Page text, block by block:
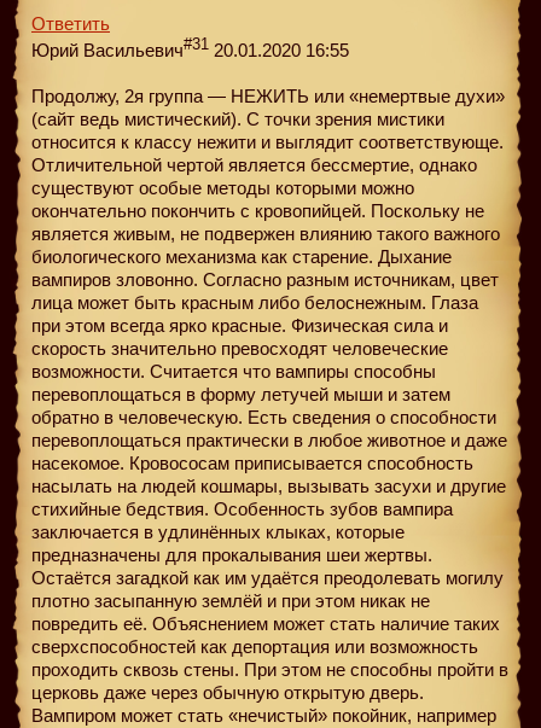
Ответить
Юрий Васильевич#31 20.01.2020 16:55
Продолжу, 2я группа — НЕЖИТЬ или «немертвые духи»
(сайт ведь мистический). С точки зрения мистики
относится к классу нежити и выглядит соответствующе.
Отличительной чертой является бессмертие, однако
существуют особые методы которыми можно
окончательно покончить с кровопийцей. Поскольку не
является живым, не подвержен влиянию такого важного
биологического механизма как старение. Дыхание
вампиров зловонно. Согласно разным источникам, цвет
лица может быть красным либо белоснежным. Глаза
при этом всегда ярко красные. Физическая сила и
скорость значительно превосходят человеческие
возможности. Считается что вампиры способны
перевоплощаться в форму летучей мыши и затем
обратно в человеческую. Есть сведения о способности
перевоплощаться практически в любое животное и даже
насекомое. Кровососам приписывается способность
насылать на людей кошмары, вызывать засухи и другие
стихийные бедствия. Особенность зубов вампира
заключается в удлинённых клыках, которые
предназначены для прокалывания шеи жертвы.
Остаётся загадкой как им удаётся преодолевать могилу
плотно засыпанную землёй и при этом никак не
повредить её. Объяснением может стать наличие таких
сверхспособностей как депортация или возможность
проходить сквозь стены. При этом не способны пройти в
церковь даже через обычную открытую дверь.
Вампиром может стать «нечистый» покойник, например